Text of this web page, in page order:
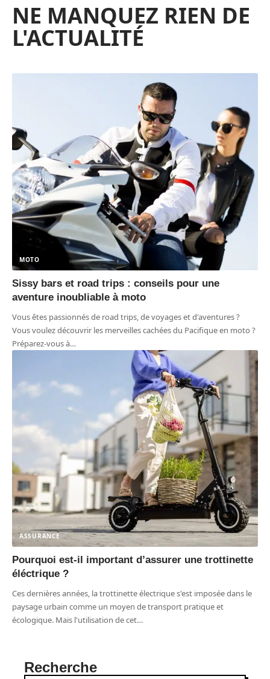
NE MANQUEZ RIEN DE
L'ACTUALITÉ
MOTO
Sissy bars et road trips : conseils pour une
aventure inoubliable à moto
Vous êtes passionnés de road trips, de voyages et d'aventures ?
Vous voulez découvrir les merveilles cachées du Pacifique en moto ?
Préparez-vous à…
ASSURANCE
Pourquoi est-il important d’assurer une trottinette
éléctrique ?
Ces dernières années, la trottinette électrique s'est imposée dans le
paysage urbain comme un moyen de transport pratique et
écologique. Mais l'utilisation de cet…
Recherche